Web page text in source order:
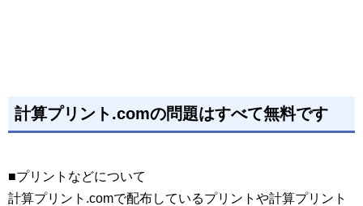
計算プリント.comの問題はすべて無料です
■プリントなどについて
計算プリント.comで配布しているプリントや計算プリント